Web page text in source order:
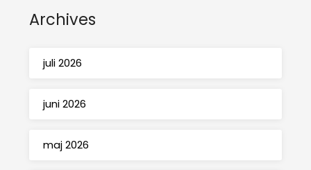
Archives
juli 2026
juni 2026
maj 2026